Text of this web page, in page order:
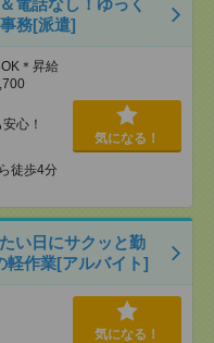
電話なし！ゆっく
務[派遣]
＊昇給
心！
徒歩4分
気になる！
い日にサクッと勤
軽作業[アルバイト]
気になる！